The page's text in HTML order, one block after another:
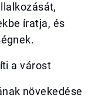
íratja, és
a várost
növekedése